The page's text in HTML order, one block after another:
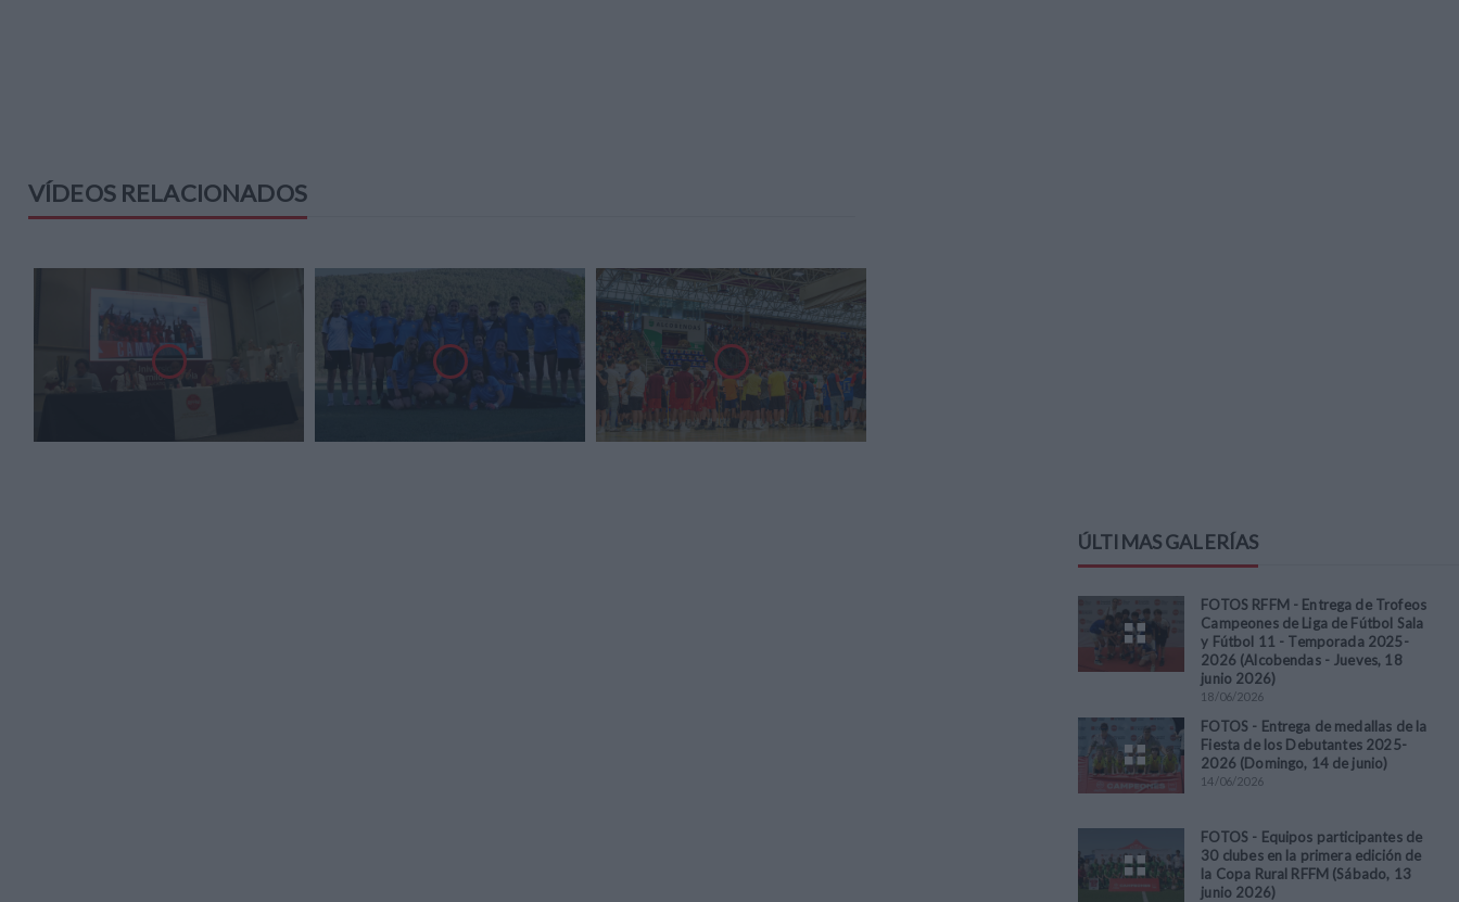
VÍDEOS RELACIONADOS
ÚLTIMAS GALERÍAS
FOTOS RFFM - Entrega de Trofeos
Campeones de Liga de Fútbol Sala
y Fútbol 11 - Temporada 2025-
2026 (Alcobendas - Jueves, 18
junio 2026)
18/06/2026
FOTOS - Entrega de medallas de la
Fiesta de los Debutantes 2025-
2026 (Domingo, 14 de junio)
14/06/2026
FOTOS - Equipos participantes de
30 clubes en la primera edición de
la Copa Rural RFFM (Sábado, 13
junio 2026)